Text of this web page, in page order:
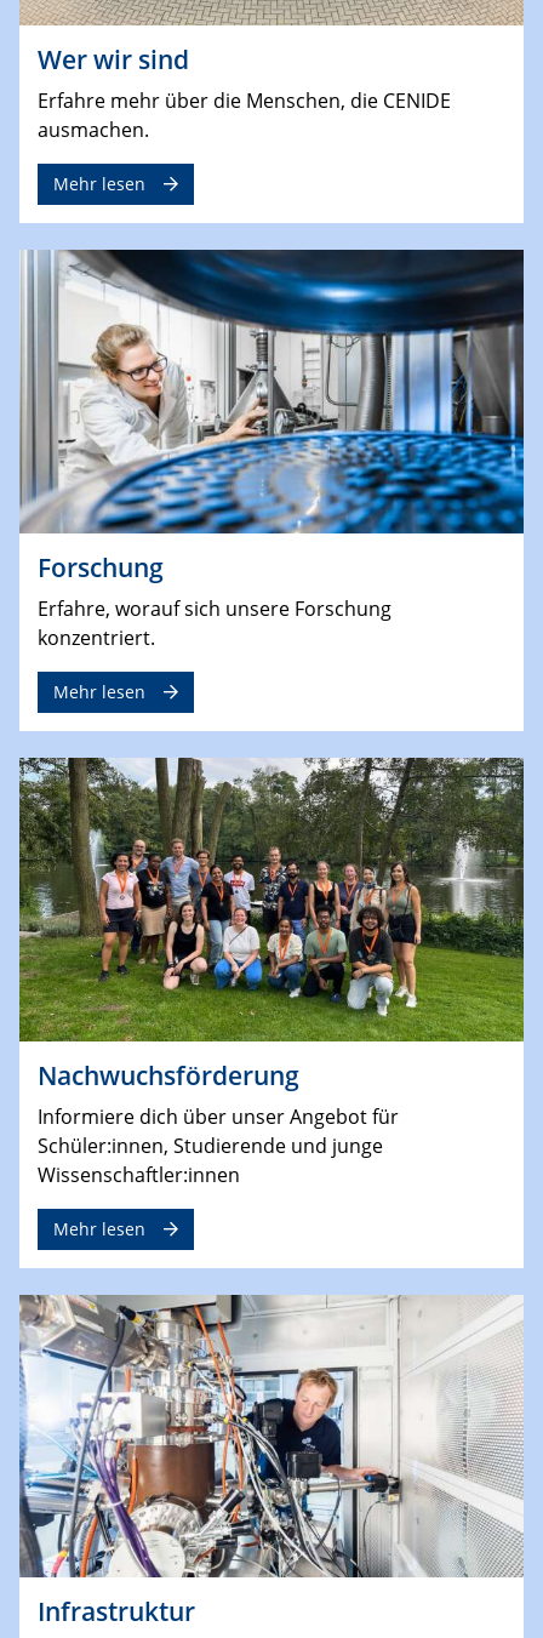
Wer wir sind
Erfahre mehr über die Menschen, die CENIDE
ausmachen.
Mehr lesen
Forschung
Erfahre, worauf sich unsere Forschung
konzentriert.
Mehr lesen
Nachwuchsförderung
Informiere dich über unser Angebot für
Schüler:innen, Studierende und junge
Wissenschaftler:innen
Mehr lesen
Infrastruktur